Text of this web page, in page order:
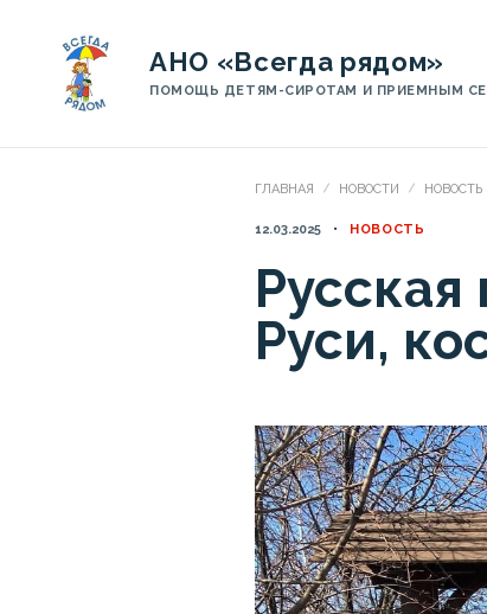
АНО «Всегда рядом»
ПОМОЩЬ ДЕТЯМ-СИРОТАМ И ПРИЕМНЫМ
ГЛАВНАЯ НОВОСТИ НОВОСТЬ
12.03.2025 НОВОСТЬ
Руси,